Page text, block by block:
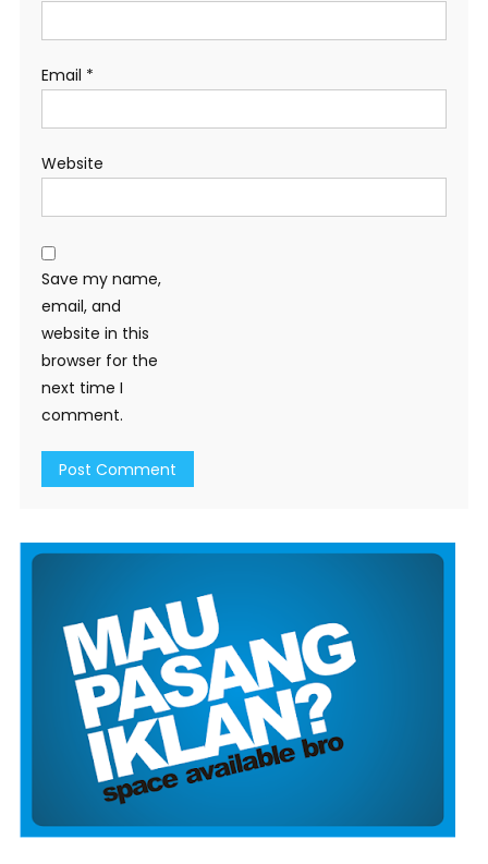
Email *
Website
Save my name,
email, and
website in this
browser for the
next time I
comment.